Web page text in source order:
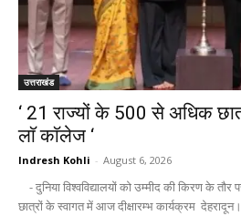
उत्तराखंड
‘ 21 राज्यों के 500 से अधिक
लाॅ काॅलेज ‘
Indresh Kohli - August 6, 2026
- दुनिया विश्वविद्यालयों को उम्मीद की किरण के
छात्रों के स्वागत में आज दीक्षारम्भ कार्यक्रम